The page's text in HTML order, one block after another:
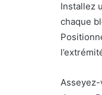
Installez
chaque
Asseyez-